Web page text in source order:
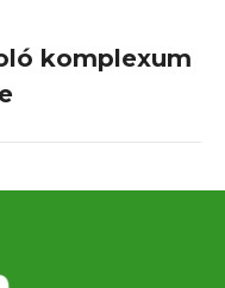
komplexum